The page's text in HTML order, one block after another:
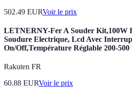
502.49 EURVoir le prix
LETNERNY-Fer A Souder Kit,100W
Soudure Electrique, Lcd Avec
On/Off,Température Réglable 200-500
Rakuten FR
60.88 EURVoir le prix